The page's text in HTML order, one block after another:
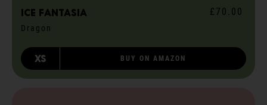
ICE fantasia
Dragon
£70.00
XS BUY ON AMAZON